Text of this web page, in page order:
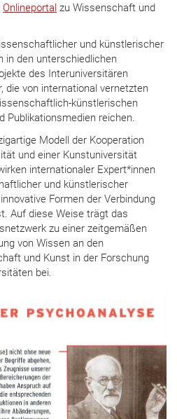
Onlineportal zu Wissenschaft und
und künstlerischer
in den unterschiedlichen
des Interuniversitären
die von international vernetzten
künstlerischen
Publikationsmedien reichen.
Modell der Kooperation
und einer Kunstuniversität
internationaler Expert*innen
und künstlerischer
Formen der Verbindung
Auf diese Weise trägt das
zu einer zeitgemäßen
von Wissen an den
und Kunst in der Forschung
bei.